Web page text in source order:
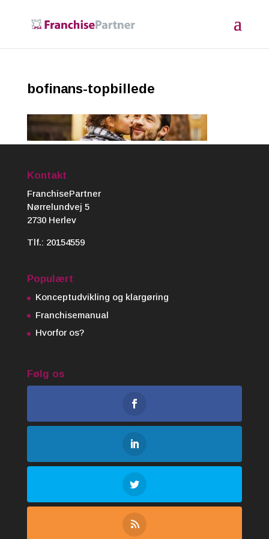
bofinans-topbillede
Kontakt
FranchisePartner
Nørrelundvej 5
2730 Herlev
Tlf.: 20154559
Populært
Konceptudvikling og klargøring
Franchisemanual
Hvorfor os?
Følg os